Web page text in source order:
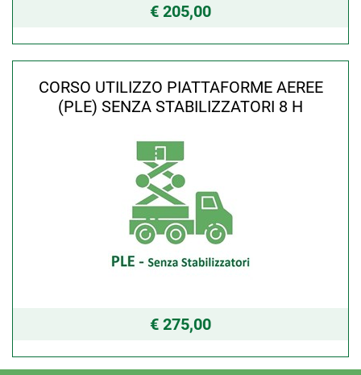
€ 205,00
CORSO UTILIZZO PIATTAFORME AEREE
(PLE) SENZA STABILIZZATORI 8 H
€ 275,00